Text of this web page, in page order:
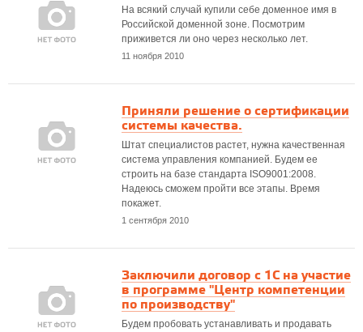
На всякий случай купили себе доменное имя в
Российской доменной зоне. Посмотрим
приживется ли оно через несколько лет.
11 ноября 2010
Приняли решение о сертификации
системы качества.
Штат специалистов растет, нужна качественная
система управления компанией. Будем ее
строить на базе стандарта ISO9001:2008.
Надеюсь сможем пройти все этапы. Время
покажет.
1 сентября 2010
Заключили договор с 1С на участие
в программе "Центр компетенции
по производству"
Будем пробовать устанавливать и продавать